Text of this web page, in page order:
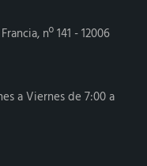
nº 141 - 12006
a Viernes de 7:00 a